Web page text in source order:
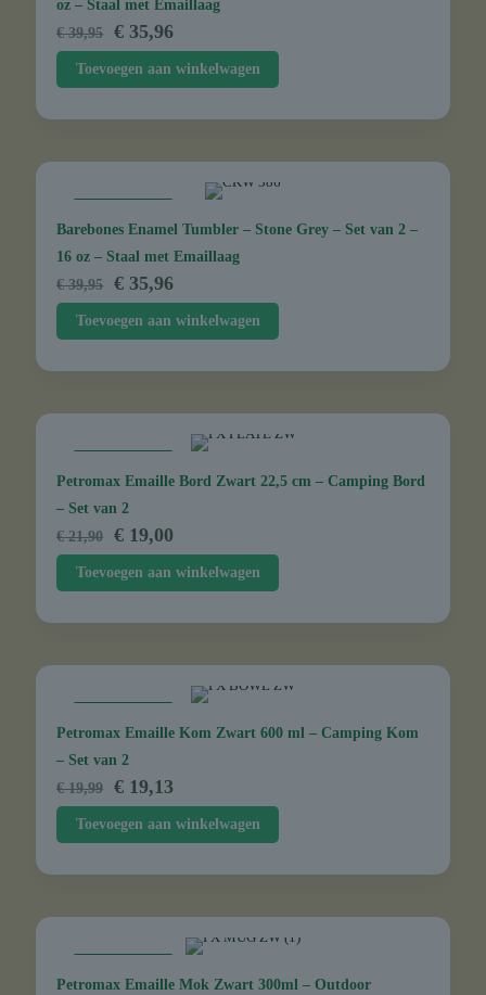
oz – Staal met Emaillaag
€39,95
Oorspronkelijke
prijs
was:
€ 39,95.
€ 35,96Huidige
prijs
is:
€ 35,96.
Toevoegen aan winkelwagen
Barebones Enamel Tumbler – Stone Grey – Set van 2 –
16 oz – Staal met Emaillaag
€39,95
Oorspronkelijke
prijs
was:
€ 39,95.
€ 35,96Huidige
prijs
is:
€ 35,96.
Toevoegen aan winkelwagen
Petromax Emaille Bord Zwart 22,5 cm – Camping Bord
– Set van 2
€21,90
Oorspronkelijke
prijs
was:
€ 21,90.
€ 19,00
prijs
is:
€ 19,00.
Toevoegen aan winkelwagen
Petromax Emaille Kom Zwart 600 ml – Camping Kom
– Set van 2
€19,99
Oorspronkelijke
prijs
was:
€ 19,99.
€ 19,13Huidige
prijs
is:
€ 19,13.
Toevoegen aan winkelwagen
Petromax Emaille Mok Zwart 300ml – Outdoor